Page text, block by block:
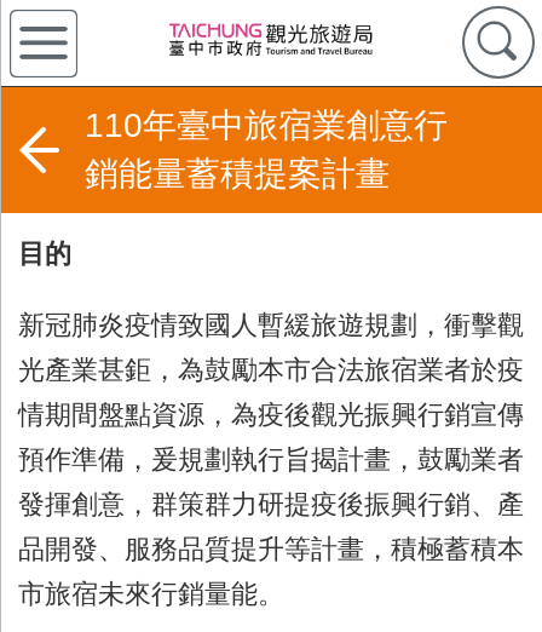
110年臺中旅宿業創意行
銷能量蓄積提案計畫
目的
新冠肺炎疫情致國人暫緩旅遊規劃，衝擊觀
光產業甚鉅，為鼓勵本市合法旅宿業者於疫
情期間盤點資源，為疫後觀光振興行銷宣傳
預作準備，爰規劃執行旨揭計畫，鼓勵業者
發揮創意，群策群力研提疫後振興行銷、產
品開發、服務品質提升等計畫，積極蓄積本
市旅宿未來行銷量能。